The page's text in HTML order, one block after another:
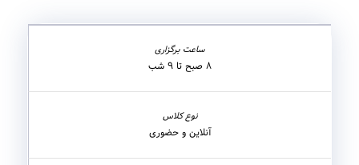
۸ صبح تا ۹ شب
آنلاین و حضوری